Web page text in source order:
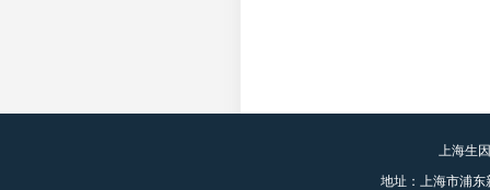
上海生
地址：上海市浦